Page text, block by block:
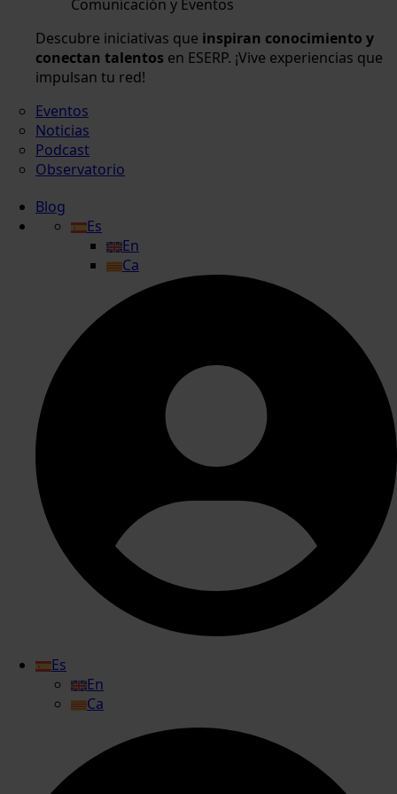
Comunicación y Eventos
Descubre iniciativas que inspiran conocimiento y
conectan talentos en ESERP. ¡Vive experiencias que
impulsan tu red!
Eventos
Noticias
Podcast
Observatorio
Blog
Es
En
Ca
Es
En
Ca